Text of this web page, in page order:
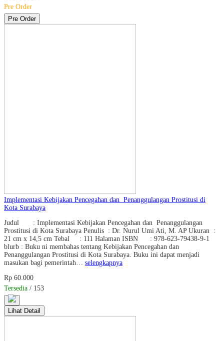
Pre Order
Pre Order
Implementasi Kebijakan Pencegahan dan Penanggulangan Prostitusi di
Kota Surabaya
Judul : Implementasi Kebijakan Pencegahan dan Penanggulangan
Prostitusi di Kota Surabaya Penulis : Dr. Nurul Umi Ati, M. AP Ukuran :
21 cm x 14,5 cm Tebal : 111 Halaman ISBN : 978-623-79438-9-1
blurb : Buku ni membahas tentang Kebijakan Pencegahan dan
Penanggulangan Prostitusi di Kota Surabaya. Buku ini dapat menjadi
masukan bagi pemerintah… selengkapnya
Rp 60.000
Tersedia / 153
Lihat Detail